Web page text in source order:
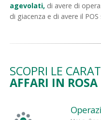
agevolati, di avere di
di giacenza e di avere il
SCOPRI LE
AFFARI IN ROSA